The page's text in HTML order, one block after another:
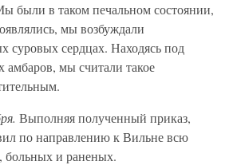
были в таком печальном состоянии,
мы возбуждали
суровых сердцах. Находясь под
мы считали такое
Выполняя полученный приказ,
по направлению к Вильне всю
больных и раненых.